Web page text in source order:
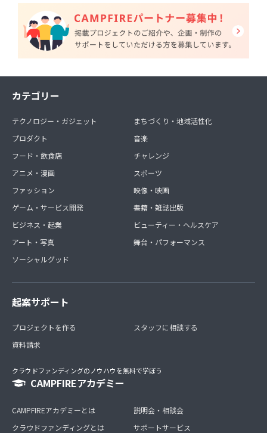
カテゴリー
テクノロジー・ガジェット
プロダクト
フード・飲食店
アニメ・漫画
ファッション
ゲーム・サービス開発
ビジネス・起業
アート・写真
ソーシャルグッド
まちづくり・地域活性化
音楽
チャレンジ
スポーツ
映像・映画
書籍・雑誌出版
ビューティー・ヘルスケア
舞台・パフォーマンス
起案サポート
プロジェクトを作る
資料請求
スタッフに相談する
クラウドファンディングのノウハウを無料で学ぼう
CAMPFIREアカデミー
CAMPFIREアカデミーとは
クラウドファンディングとは
説明会・相談会
サポートサービス